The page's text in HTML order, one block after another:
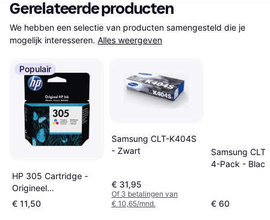
Gerelateerde producten
We hebben een selectie van producten samengesteld die je
mogelijk interesseren. Alles weergeven
Populair
HP 305 Cartridge -
Origineel
Cyaan/Magenta/Geel
€ 11,50
Samsung CLT-K404S
- Zwart
€ 31,95
Of 3 betalingen van
€ 10,65/mnd.
Samsung
4-Pack -
€ 60